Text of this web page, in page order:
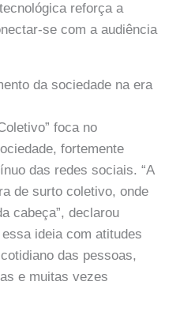
reforça a
se com a audiência
da sociedade na era
foca no
fortemente
das redes sociais. “A
de surto coletivo, onde
cabeça”, declarou
ideia com atitudes
das pessoas,
e muitas vezes